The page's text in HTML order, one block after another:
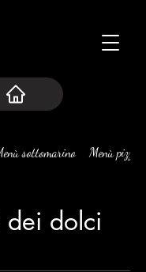
sottomarino Menù pizze
dei dolci